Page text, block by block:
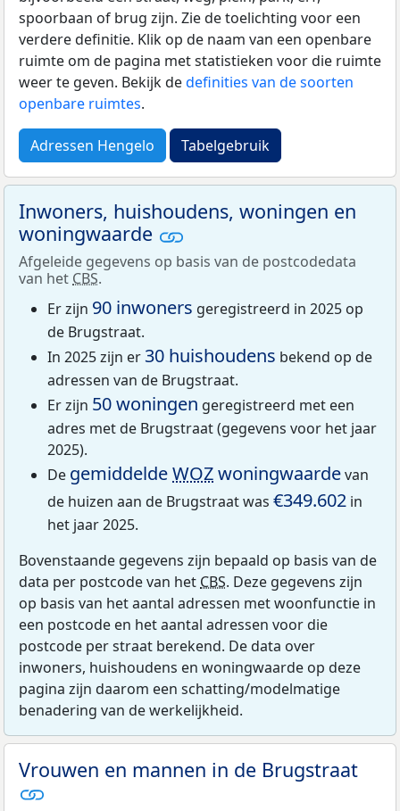
spoorbaan of brug zijn. Zie de toelichting voor een
verdere definitie. Klik op de naam van een openbare
ruimte om de pagina met statistieken voor die ruimte
weer te geven. Bekijk dedefinities van de soorten
openbare ruimtes.
Adressen Hengelo Tabelgebruik
Inwoners, huishoudens, woningen en
woningwaarde
Afgeleide gegevens op basis van de postcodedata
van het CBS.
Er zijn 90 inwoners geregistreerd in 2025 op
de Brugstraat.
In 2025 zijn er 30 huishoudens bekend op de
adressen van de Brugstraat.
Er zijn 50 woningen geregistreerd met een
adres met de Brugstraat (gegevens voor het jaar
2025).
De gemiddeldeWOZwoningwaardevan
de huizen aan de Brugstraat was €349.602 in
het jaar 2025.
Bovenstaande gegevens zijn bepaald op basis van de
data per postcode van het CBS. Deze gegevens zijn
op basis van het aantal adressen met woonfunctie in
een postcode en het aantal adressen voor die
postcode per straat berekend. De data over
inwoners, huishoudens en woningwaarde op deze
pagina zijn daarom een schatting/modelmatige
benadering van de werkelijkheid.
Vrouwen en mannen in de Brugstraat